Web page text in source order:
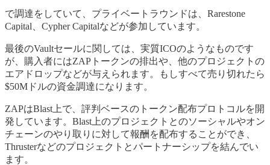
で調達をしていて、プライベートラウンドは、Rarestone
Capital、Cypher Capitalなどが参加しています。
最後のVaultセールに関しては、実質ICOのようなものです
が、購入者にはZAPトークンの排出や、他のプロジェクトの
エアドロップなどが与えられます。もしすべて売り切れたら
$50Mドルの資金調達になります。
ZAPはBlast上で、評判ベースのトークン配布プロトコルを開
発しています。Blast上のプロジェクトとのソーシャルやオン
チェーンのやり取りに対して報酬を配布することができ、
Thrusterなどのプロジェクトとパートナーシップを結んでい
ます。